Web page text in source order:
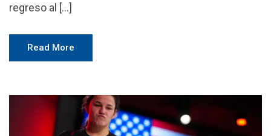
regreso al […]
Read More